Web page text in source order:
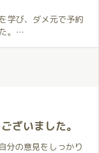
すべてに対応してく
展開がとても自然
これしか経ってない
てもらって、それだ
って、最後はひざま
う✨
学び、ダメ元で予約
。
て下さり、何もかも
りにした刹那、その
に電流が走り、緊張
と設けてくれたおか
なひとときの幕開
ざいました。
分の意見をしっかり